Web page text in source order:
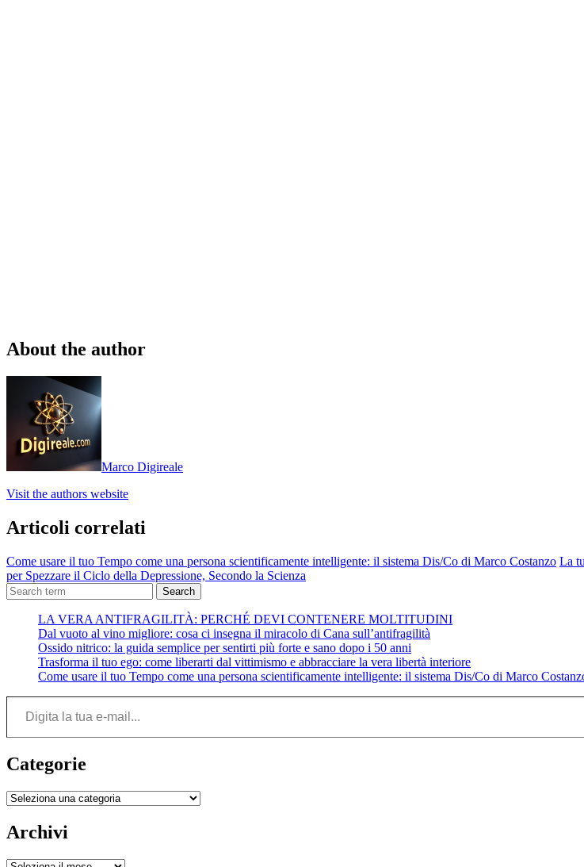
About the author
Marco Digireale
Visit the authors website
Articoli correlati
Come usare il tuo Tempo come una persona scientificamente intelligente: il sistema Dis/Co di Marco Costanzo La
per Spezzare il Ciclo della Depressione, Secondo la Scienza
Search
LA VERA ANTIFRAGILITÀ: PERCHÉ DEVI CONTENERE MOLTITUDINI
Dal vuoto al vino migliore: cosa ci insegna il miracolo di Cana sull’antifragilità
Ossido nitrico: la guida semplice per sentirti più forte e sano dopo i 50 anni
Trasforma il tuo ego: come liberarti dal vittimismo e abbracciare la vera libertà interiore
Come usare il tuo Tempo come una persona scientificamente intelligente: il sistema Dis/Co di Marco
Digita la tua e-mail...
Categorie
Categorie
Archivi